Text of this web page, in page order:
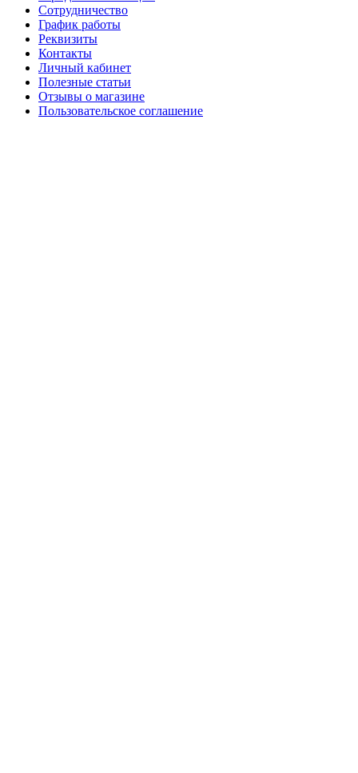
Сотрудничество
График работы
Реквизиты
Контакты
Личный кабинет
Полезные статьи
Отзывы о магазине
Пользовательское соглашение